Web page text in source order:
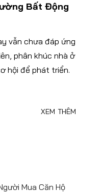
Bất Động
vẫn chưa đáp ứng
phân khúc nhà ở
hội để phát triển.
XEM THÊM
Mua Căn Hộ